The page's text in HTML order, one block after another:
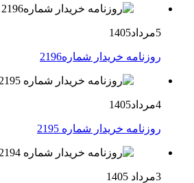
5مرداد1405
روزنامه خریدار شماره2196
4مرداد1405
روزنامه خریدار شماره 2195
3مرداد 1405